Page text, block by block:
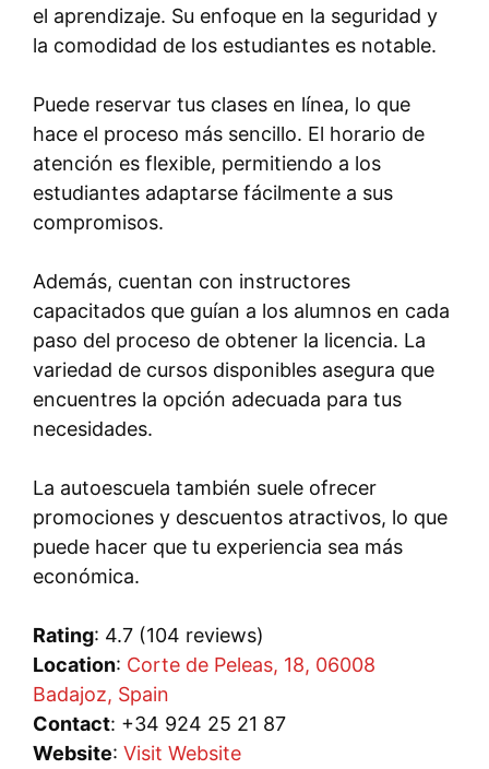
el aprendizaje. Su enfoque en la seguridad y
la comodidad de los estudiantes es notable.
Puede reservar tus clases en línea, lo que
hace el proceso más sencillo. El horario de
atención es flexible, permitiendo a los
estudiantes adaptarse fácilmente a sus
compromisos.
Además, cuentan con instructores
capacitados que guían a los alumnos en cada
paso del proceso de obtener la licencia. La
variedad de cursos disponibles asegura que
encuentres la opción adecuada para tus
necesidades.
La autoescuela también suele ofrecer
promociones y descuentos atractivos, lo que
puede hacer que tu experiencia sea más
económica.
Rating: 4.7 (104 reviews)
Location: Corte de Peleas, 18, 06008
Badajoz, Spain
Contact: +34 924 25 21 87
Website: Visit Website